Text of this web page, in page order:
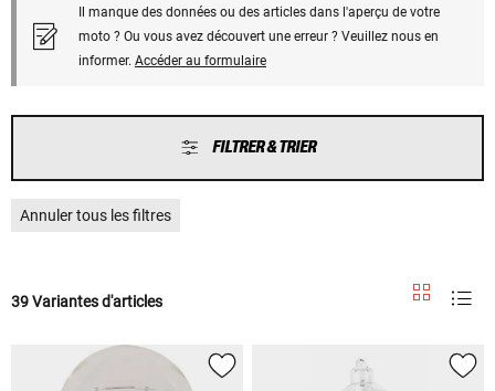
Il manque des données ou des articles dans l'aperçu de votre
moto ? Ou vous avez découvert une erreur ? Veuillez nous en
informer. Accéder au formulaire
FILTRER & TRIER
Annuler tous les filtres
39 Variantes d'articles